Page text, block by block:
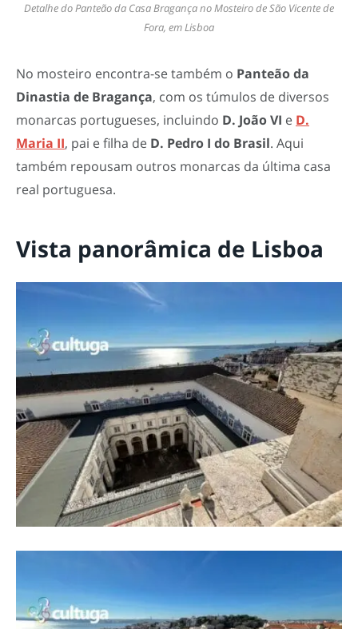
Detalhe do Panteão da Casa Bragança no Mosteiro de São Vicente de
Fora, em Lisboa
No mosteiro encontra-se também o Panteão da
Dinastia de Bragança, com os túmulos de diversos
monarcas portugueses, incluindo D. João VI e D.
Maria II, pai e filha de D. Pedro I do Brasil. Aqui
também repousam outros monarcas da última casa
real portuguesa.
Vista panorâmica de Lisboa